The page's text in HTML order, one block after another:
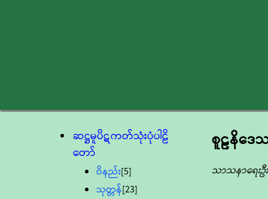
ဆဋ္ဌမူပိဋကတ်သုံးပုံပါဠိ
တော်
ဝိနည်း[5]
သုတ္တန်[23]
စူဠနိဒေ
သာသနာရေးဦ